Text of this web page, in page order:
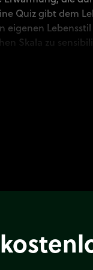
Quiz gibt dem
eigenen
Skala zu